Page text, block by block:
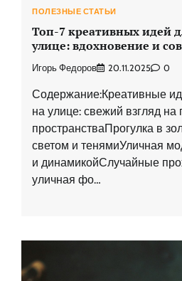
ПОЛЕЗНЫЕ СТАТЬИ
Топ-7 креативных идей
улице: вдохновение и
Игорь Федоров 20.11.2025 0
Содержание:Креативные
на улице: свежий взгляд
пространстваПрогулка в
светом и тенямиУличная
и динамикойСлучайные
уличная фо…